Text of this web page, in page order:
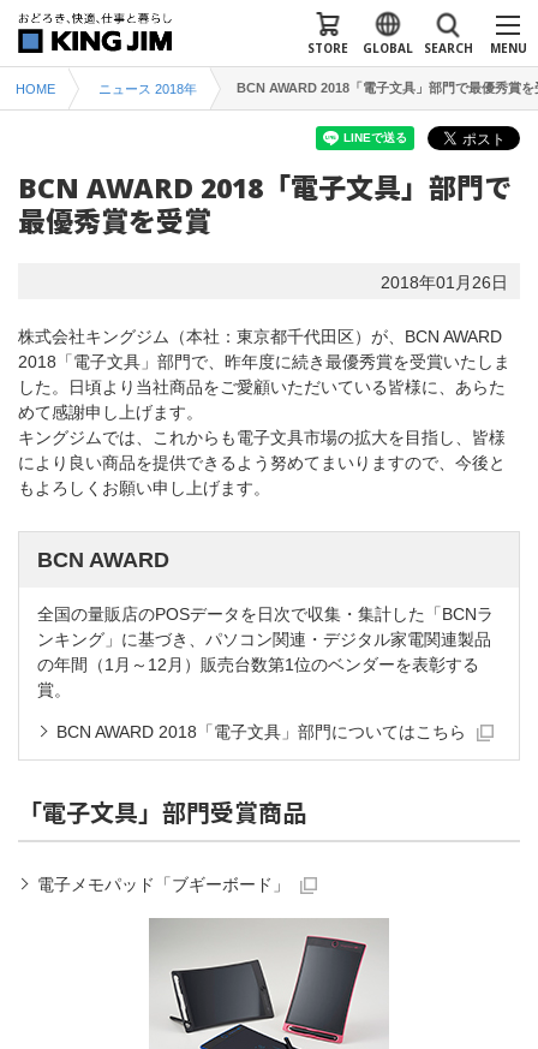
MENU
SEARCH
GLOBAL
STORE
HOME ニュース 2018年 BCN AWARD 2018「電子文具」部門で最優秀賞を
BCN AWARD 2018「電子文具」部門で
最優秀賞を受賞
2018年01月26日
株式会社キングジム（本社：東京都千代田区）が、BCN AWARD
2018「電子文具」部門で、昨年度に続き最優秀賞を受賞いたしま
した。日頃より当社商品をご愛顧いただいている皆様に、あらた
めて感謝申し上げます。
キングジムでは、これからも電子文具市場の拡大を目指し、皆様
により良い商品を提供できるよう努めてまいりますので、今後と
もよろしくお願い申し上げます。
BCN AWARD
全国の量販店のPOSデータを日次で収集・集計した「BCNラ
ンキング」に基づき、パソコン関連・デジタル家電関連製品
の年間（1月～12月）販売台数第1位のベンダーを表彰する
賞。
BCN AWARD 2018「電子文具」部門についてはこちら
「電子文具」部門受賞商品
電子メモパッド「ブギーボード」